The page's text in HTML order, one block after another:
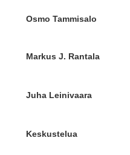
Osmo Tammisalo
Markus J. Rantala
Juha Leinivaara
Keskustelua